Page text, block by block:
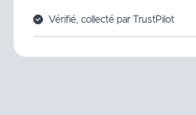
Vérifié, collecté par TrustPilot